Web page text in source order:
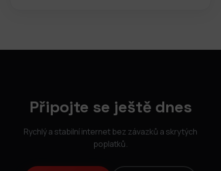
Připojte se ještě dnes
Rychlý a stabilní internet bez závazků a skrytých
poplatků.